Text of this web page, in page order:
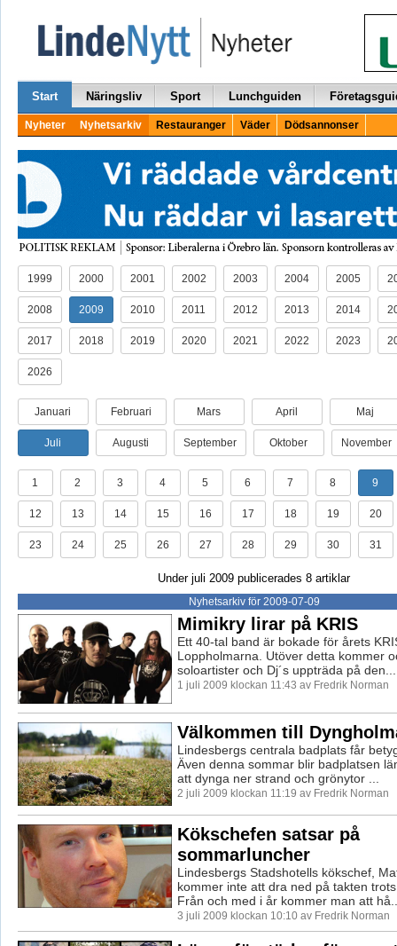
Start Näringsliv Sport Lunchguiden
Nyheter Nyhetsarkiv Restauranger Väder Dödsannonser
1999 2000 2001 2002 2003 2004 2005
2008 2009 2010 2011 2012 2013 2014
2017 2018 2019 2020 2021 2022 2023
2026
Januari Februari Mars April Maj
Juli Augusti September Oktober November
1 2 3 4 5 6 7 8 9
12 13 14 15 16 17 18 19 20
23 24 25 26 27 28 29 30 31
Under juli 2009 publicerades 8 artiklar
Nyhetsarkiv för 2009-07-09
Mimikry lirar på KRIS
Ett 40-tal band är bokade för årets
Loppholmarna. Utöver detta kommer
soloartister och Dj´s uppträda på den...
1 juli 2009 klockan 11:43 av Fredrik Norman
Välkommen till
Lindesbergs centrala badplats får
Även denna sommar blir badplatsen
att dynga ner strand och grönytor ...
2 juli 2009 klockan 11:19 av Fredrik Norman
Kökschefen satsar på
sommarluncher
Lindesbergs Stadshotells kökschef,
kommer inte att dra ned på takten
Från och med i år kommer man att
3 juli 2009 klockan 10:10 av Fredrik Norman